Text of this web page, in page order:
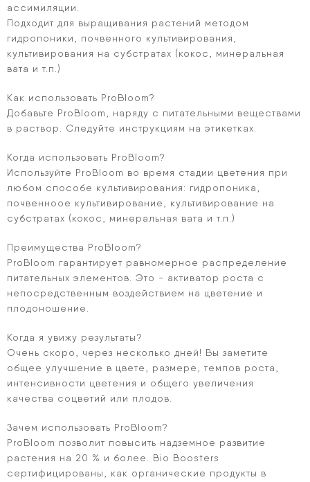
ассимиляции.
Подходит для выращивания растений методом
гидропоники, почвенного культивирования,
культивирования на субстратах (кокос, минеральная
вата и т.п.)
Как использовать ProBloom?
Добавьте ProBloom, наряду с питательными веществами
в раствор. Следуйте инструкциям на этикетках.
Когда использовать ProBloom?
Используйте ProBloom во время стадии цветения при
любом способе культивирования: гидропоника,
почвенноое культивирование, культивирование на
субстратах (кокос, минеральная вата и т.п.)
Преимущества ProBloom?
ProBloom гарантирует равномерное распределение
питательных элементов. Это - активатор роста с
непосредственным воздействием на цветение и
плодоношение.
Когда я увижу результаты?
Очень скоро, через несколько дней! Вы заметите
общее улучшение в цвете, размере, темпов роста,
интенсивности цветения и общего увеличения
качества соцветий или плодов.
Зачем использовать ProBloom?
ProBloom позволит повысить надземное развитие
растения на 20 % и более. Bio Boosters
сертифицированы, как органические продукты в